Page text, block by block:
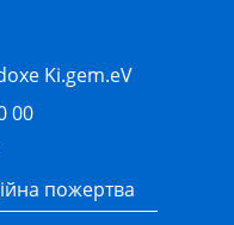
Ki.gem.eV
00
пожертва